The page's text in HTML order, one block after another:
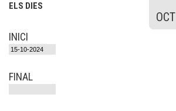
ELS DIES
OCT
INICI
FINAL